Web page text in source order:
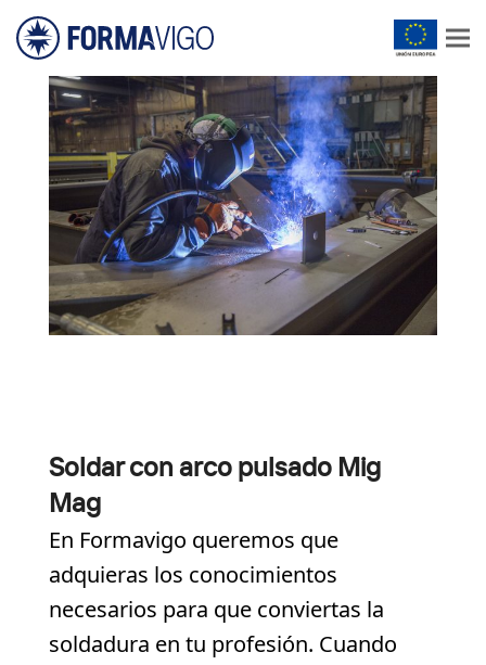
Soldar con arco pulsado Mig
Mag
En Formavigo queremos que
adquieras los conocimientos
necesarios para que conviertas la
soldadura en tu profesión. Cuando